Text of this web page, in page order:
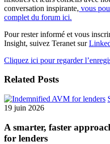
conversation inspirante, vous
complet du forum ici.
Pour rester informé et vous
Insight, suivez Teranet sur
Cliquez ici pour regarder
Related Posts
19 juin 2026
A smarter, faster
for lenders